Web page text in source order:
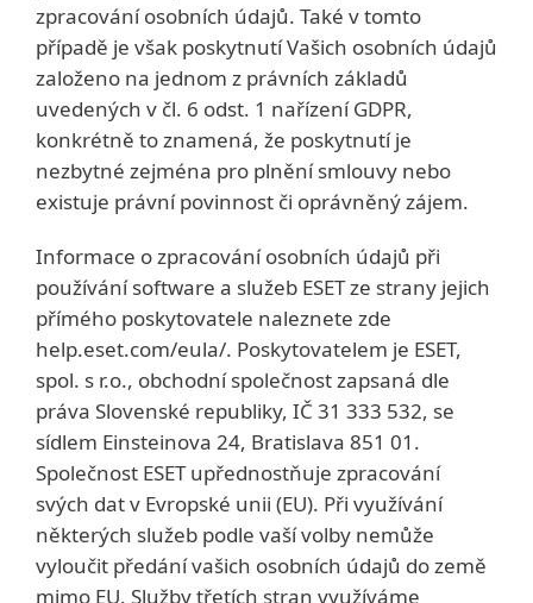
zpracování osobních údajů. Také v tomto
případě je však poskytnutí Vašich osobních údajů
založeno na jednom z právních základů
uvedených v čl. 6 odst. 1 nařízení GDPR,
konkrétně to znamená, že poskytnutí je
nezbytné zejména pro plnění smlouvy nebo
existuje právní povinnost či oprávněný zájem.
Informace o zpracování osobních údajů při
používání software a služeb ESET ze strany jejich
přímého poskytovatele naleznete zde
help.eset.com/eula/. Poskytovatelem je ESET,
spol. s r.o., obchodní společnost zapsaná dle
práva Slovenské republiky, IČ 31 333 532, se
sídlem Einsteinova 24, Bratislava 851 01.
Společnost ESET upřednostňuje zpracování
svých dat v Evropské unii (EU). Při využívání
některých služeb podle vaší volby nemůže
vyloučit předání vašich osobních údajů do země
mimo EU. Služby třetích stran využíváme